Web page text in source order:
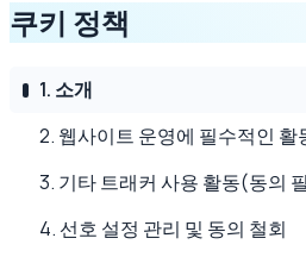
쿠키 정책
1. 소개
2. 웹사이트 운영에 필수적인
3. 기타 트래커 사용 활동(동의
4. 선호 설정 관리 및 동의 철회